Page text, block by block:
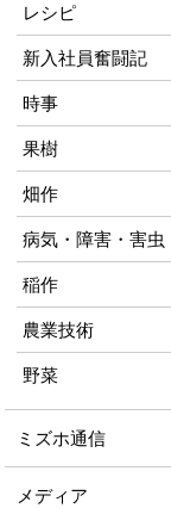
レシピ
新入社員奮闘記
時事
果樹
畑作
病気・障害・害虫
稲作
農業技術
野菜
ミズホ通信
メディア